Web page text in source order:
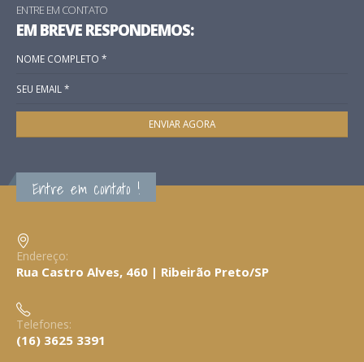
ENTRE EM CONTATO
EM BREVE RESPONDEMOS:
Entre em contato !
Endereço:
Rua Castro Alves, 460 | Ribeirão Preto/SP
Telefones:
(16) 3625 3391